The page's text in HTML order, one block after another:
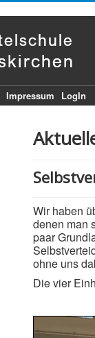
Impressum LogIn
Wir haben
denen man
paar
ohne uns
Die vier